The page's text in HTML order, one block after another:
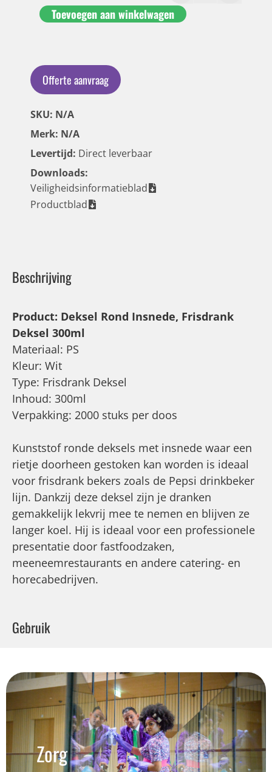
Toevoegen aan winkelwagen
Offerte aanvraag
SKU: N/A
Merk: N/A
Levertijd: Direct leverbaar
Downloads:
Veiligheidsinformatieblad
Productblad
Beschrijving
Product: Deksel Rond Insnede, Frisdrank
Deksel 300ml
Materiaal: PS
Kleur: Wit
Type: Frisdrank Deksel
Inhoud: 300ml
Verpakking: 2000 stuks per doos
Kunststof ronde deksels met insnede waar een
rietje doorheen gestoken kan worden is ideaal
voor frisdrank bekers zoals de Pepsi drinkbeker
lijn. Dankzij deze deksel zijn je dranken
gemakkelijk lekvrij mee te nemen en blijven ze
langer koel. Hij is ideaal voor een professionele
presentatie door fastfoodzaken,
meeneemrestaurants en andere catering- en
horecabedrijven.
Gebruik
Zorg